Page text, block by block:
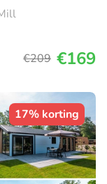
€209 €169
17% korting